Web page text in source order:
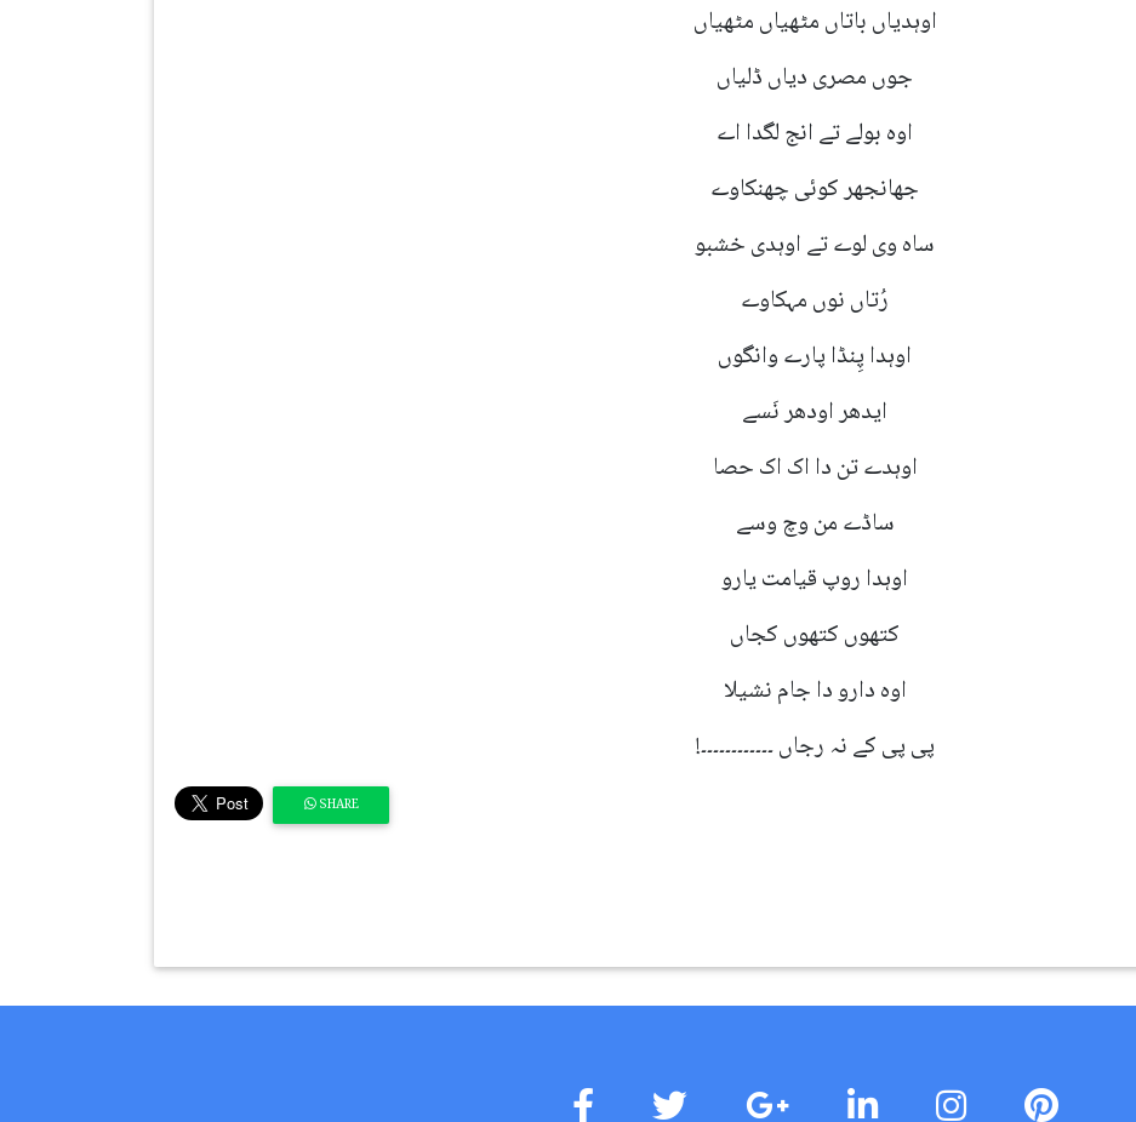
اوہدیاں باتاں مٹھیاں مٹھیاں
جوں مصری دیاں ڈلیاں
اوہ بولے تے انج لگدا اے
جھانجھر کوئی چھنکاوے
ساہ وی لوے تے اوہدی خشبو
رُتاں نوں مہکاوے
اوہدا پِنڈا پارے وانگوں
ایدھر اودھر نَسے
اوہدے تن دا اک اک حصا
ساڈے من وچ وسے
اوہدا روپ قیامت یارو
کتھوں کتھوں کجاں
اوہ دارو دا جام نشیلا
پی پی کے نہ رجاں ۔۔۔۔۔۔۔۔۔۔۔۔!
SHARE